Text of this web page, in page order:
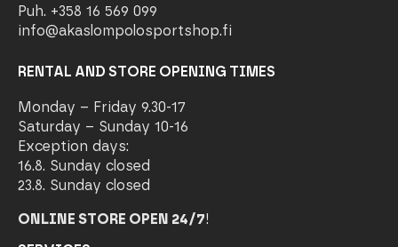
Puh. +358 16 569 099
info@akaslompolosportshop.fi
RENTAL AND STORE OPENING TIMES
Monday – Friday 9.30-17
Saturday – Sunday 10-16
Exception days:
16.8. Sunday closed
23.8. Sunday closed
ONLINE STORE OPEN 24/7!